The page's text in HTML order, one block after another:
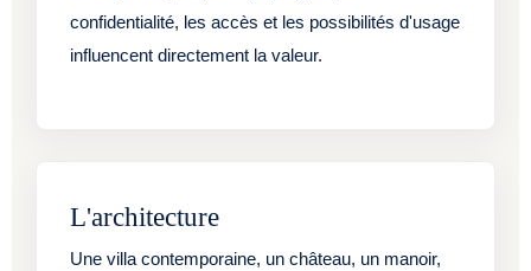
confidentialité, les accès et les possibilités d'usage
influencent directement la valeur.
L'architecture
Une villa contemporaine, un château, un manoir,